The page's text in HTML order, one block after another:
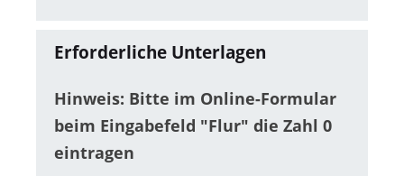
Erforderliche Unterlagen
Hinweis: Bitte im Online-Formular
beim Eingabefeld "Flur" die Zahl 0
eintragen